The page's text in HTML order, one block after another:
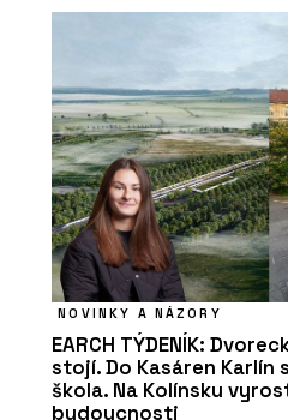
NOVINKY A NÁZORY
EARCH TÝDENÍK:
stojí. Do Kasáren Karlín
škola. Na Kolínsku
budoucnosti